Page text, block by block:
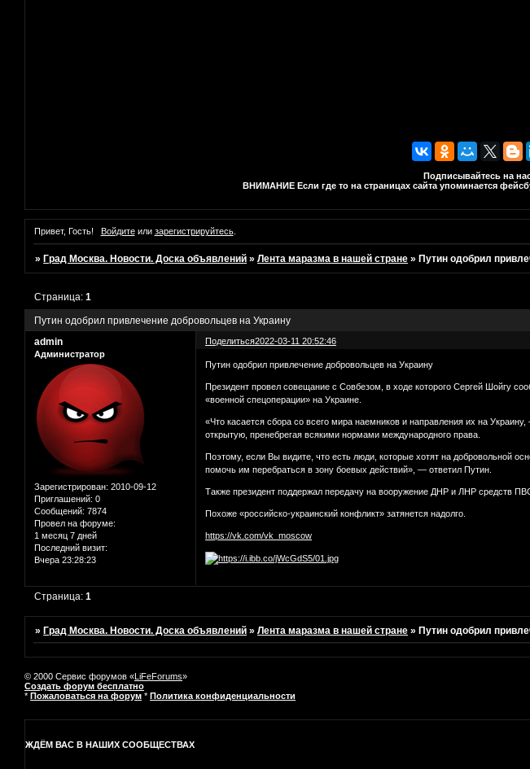
Подписывайтесь на
ВНИМАНИЕ Если где то на страницах сайта упоминается
Привет, Гость! Войдитеили зарегистрируйтесь.
» Град Москва. Новости. Доска объявлений »Лента маразма в нашей стране » Путин одобрил
Путин одобрил привлечение добровольцев на Украину
Страница:1
Поделиться2022-03-11 20:52:46
admin
Администратор
Зарегистрирован: 2010-09-12
Приглашений: 0
Сообщений: 7874
Провел на форуме:
1 месяц 7 дней
Последний визит:
Вчера 23:28:23
Путин одобрил привлечение добровольцев на Украину
Президент провел совещание с Совбезом, в ходе которого Сергей Шойгу
«военной спецоперации» на Украине.
«Что касается сбора со всего мира наемников и направления их на
открытую, пренебрегая всякими нормами международного права.
Поэтому, если Вы видите, что есть люди, которые хотят на добровольной
помочь им перебраться в зону боевых действий», — ответил Путин.
Также президент поддержал передачу на вооружение ДНР и ЛНР средств
Похоже «российско-украинский конфликт» затянется надолго.
https://vk.com/vk_moscow
Страница:1
»Град Москва. Новости. Доска объявлений »Лента маразма в нашей стране »Путин одобрил
© 2000 Сервис форумов «LiFeForums»
Создать форум бесплатно
* Пожаловаться на форум * Политика конфиденциальности
ЖДЁМ ВАС В НАШИХ СООБЩЕСТВАХ